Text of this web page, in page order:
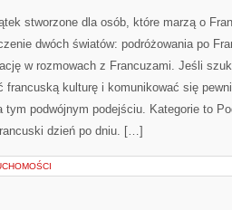
stworzone dla osób, które marzą o
dwóch światów: podróżowania po
w rozmowach z Francuzami. Jeśli
kulturę i komunikować się
tym podwójnym podejściu. Kategorie to
dzień po dniu. […]